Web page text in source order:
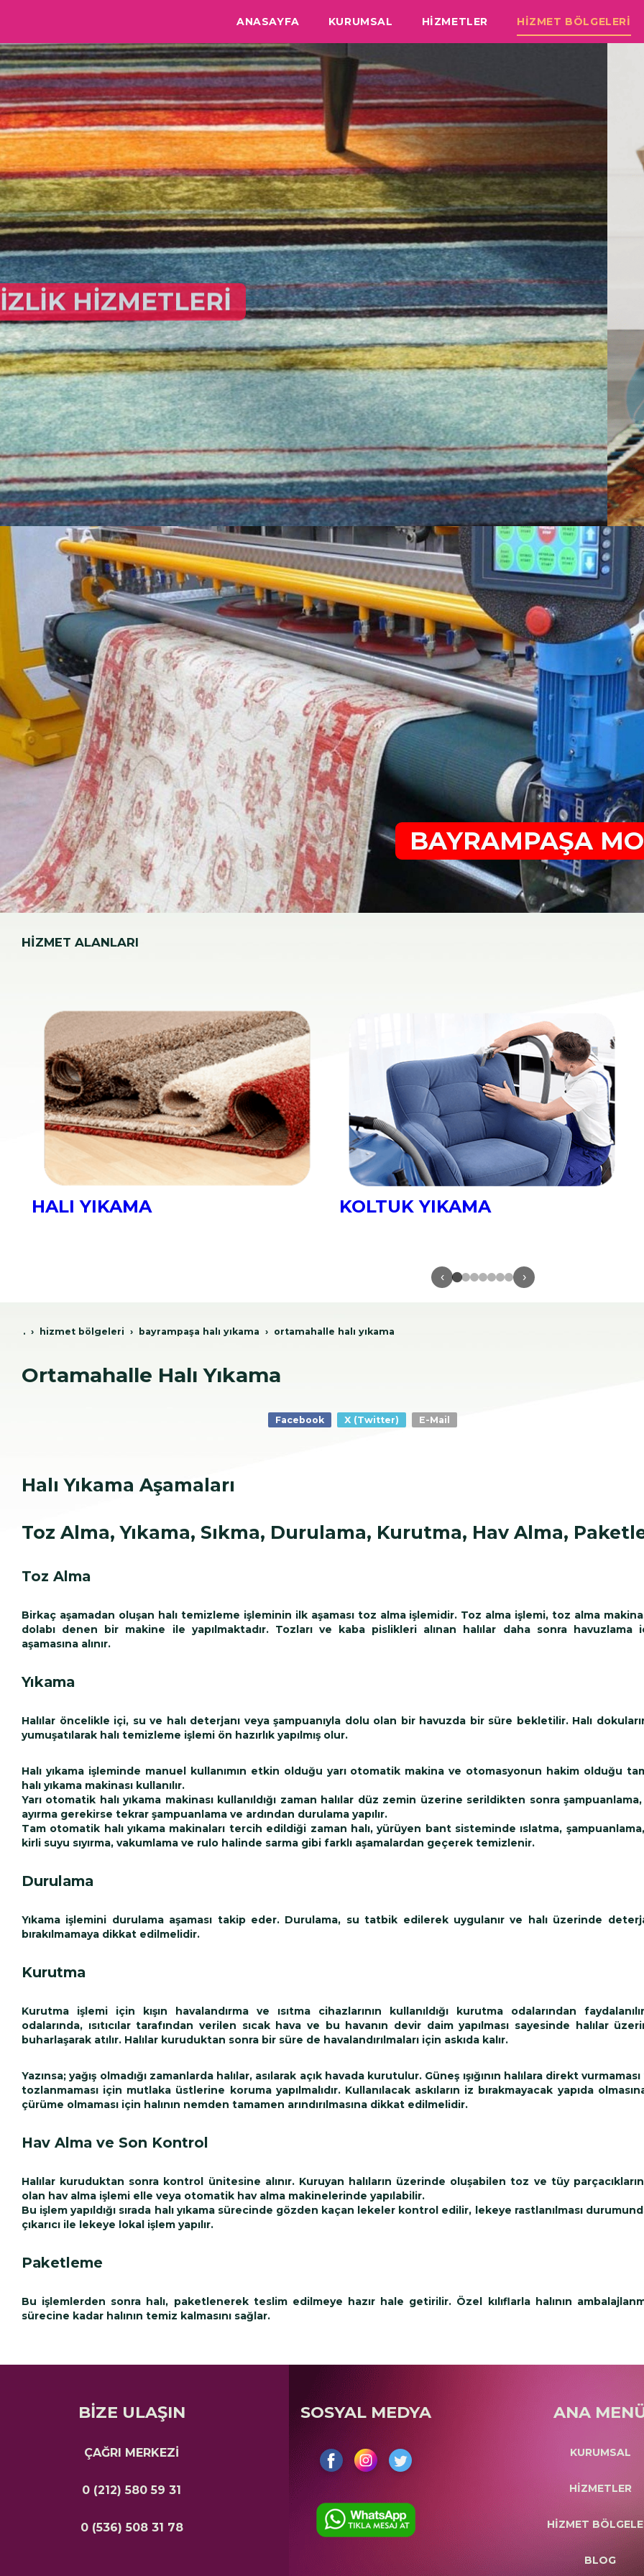
ANASAYFA KURUMSAL HİZMETLER HİZMET BÖLGELERİ
MODA
BAYRAMPAŞA
HİZMET ALANLARI
KOLTUK YIKAMA YATAK YIKAMA
‹ ›
. hi̇zmet bölgeleri̇ bayrampaşa hali yikama ortamahalle halı yıkama
Ortamahalle Halı Yıkama
Facebook X (Twitter) E-Mail
Halı Yıkama Aşamaları
Toz Alma, Yıkama, Sıkma, Durulama, Kurutma, Hav Alma,
Toz Alma
Birkaç aşamadan oluşan halı temizleme işleminin ilk aşaması toz alma işlemidir. Toz alma işlemi, toz alma
dolabı denen bir makine ile yapılmaktadır. Tozları ve kaba pislikleri alınan halılar daha sonra havuzlama
aşamasına alınır.
Yıkama
Halılar öncelikle içi, su ve halı deterjanı veya şampuanıyla dolu olan bir havuzda bir süre bekletilir. Halı
yumuşatılarak halı temizleme işlemi ön hazırlık yapılmış olur.
Halı yıkama işleminde manuel kullanımın etkin olduğu yarı otomatik makina ve otomasyonun hakim olduğu
halı yıkama makinası kullanılır.
Yarı otomatik halı yıkama makinası kullanıldığı zaman halılar düz zemin üzerine serildikten sonra
ayırma gerekirse tekrar şampuanlama ve ardından durulama yapılır.
Tam otomatik halı yıkama makinaları tercih edildiği zaman halı, yürüyen bant sisteminde ıslatma,
kirli suyu sıyırma, vakumlama ve rulo halinde sarma gibi farklı aşamalardan geçerek temizlenir.
Durulama
Yıkama işlemini durulama aşaması takip eder. Durulama, su tatbik edilerek uygulanır ve halı üzerinde
bırakılmamaya dikkat edilmelidir.
Kurutma
Kurutma işlemi için kışın havalandırma ve ısıtma cihazlarının kullanıldığı kurutma odalarından
odalarında, ısıtıcılar tarafından verilen sıcak hava ve bu havanın devir daim yapılması sayesinde halılar
buharlaşarak atılır. Halılar kuruduktan sonra bir süre de havalandırılmaları için askıda kalır.
Yazınsa; yağış olmadığı zamanlarda halılar, asılarak açık havada kurutulur. Güneş ışığının halılara direkt vurmaması
tozlanmaması için mutlaka üstlerine koruma yapılmalıdır. Kullanılacak askıların iz bırakmayacak yapıda
çürüme olmaması için halının nemden tamamen arındırılmasına dikkat edilmelidir.
Hav Alma ve Son Kontrol
Halılar kuruduktan sonra kontrol ünitesine alınır. Kuruyan halıların üzerinde oluşabilen toz ve tüy
olan hav alma işlemi elle veya otomatik hav alma makinelerinde yapılabilir.
Bu işlem yapıldığı sırada halı yıkama sürecinde gözden kaçan lekeler kontrol edilir, lekeye rastlanılması
çıkarıcı ile lekeye lokal işlem yapılır.
Paketleme
Bu işlemlerden sonra halı, paketlenerek teslim edilmeye hazır hale getirilir. Özel kılıflarla halının
sürecine kadar halının temiz kalmasını sağlar.
BİZE ULAŞIN
ÇAĞRI MERKEZİ
0 (212) 580 59 31
0 (536) 508 31 78
SOSYAL MEDYA ANA
KURUMSAL
HİZMETLER
HİZMET
BLOG